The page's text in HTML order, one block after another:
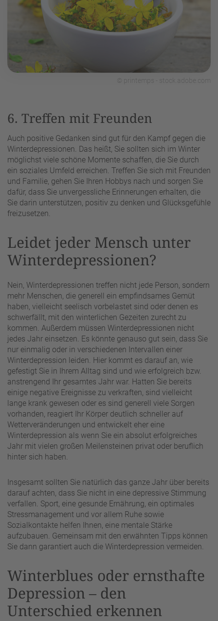
© printemps - stock.adobe.com
6. Treffen mit Freunden
Auch positive Gedanken sind gut für den Kampf gegen die
Winterdepressionen. Das heißt, Sie sollten sich im Winter
möglichst viele schöne Momente schaffen, die Sie durch
ein soziales Umfeld erreichen. Treffen Sie sich mit Freunden
und Familie, gehen Sie Ihren Hobbys nach und sorgen Sie
dafür, dass Sie unvergessliche Erinnerungen erhalten, die
Sie darin unterstützen, positiv zu denken und Glücksgefühle
freizusetzen.
Leidet jeder Mensch unter
Winterdepressionen?
Nein, Winterdepressionen treffen nicht jede Person, sondern
mehr Menschen, die generell ein empfindsames Gemüt
haben, vielleicht seelisch vorbelastet sind oder denen es
schwerfällt, mit den winterlichen Gezeiten zurecht zu
kommen. Außerdem müssen Winterdepressionen nicht
jedes Jahr einsetzen. Es könnte genauso gut sein, dass Sie
nur einmalig oder in verschiedenen Intervallen einer
Winterdepression leiden. Hier kommt es darauf an, wie
gefestigt Sie in Ihrem Alltag sind und wie erfolgreich bzw.
anstrengend Ihr gesamtes Jahr war. Hatten Sie bereits
einige negative Ereignisse zu verkraften, sind vielleicht
lange krank gewesen oder es sind generell viele Sorgen
vorhanden, reagiert Ihr Körper deutlich schneller auf
Wetterveränderungen und entwickelt eher eine
Winterdepression als wenn Sie ein absolut erfolgreiches
Jahr mit vielen großen Meilensteinen privat oder beruflich
hinter sich haben.
Insgesamt sollten Sie natürlich das ganze Jahr über bereits
darauf achten, dass Sie nicht in eine depressive Stimmung
verfallen. Sport, eine gesunde Ernährung, ein optimales
Stressmanagement und vor allem Ruhe sowie
Sozialkontakte helfen Ihnen, eine mentale Stärke
aufzubauen. Gemeinsam mit den erwähnten Tipps können
Sie dann garantiert auch die Winterdepression vermeiden.
Winterblues oder ernsthafte
Depression – den
Unterschied erkennen